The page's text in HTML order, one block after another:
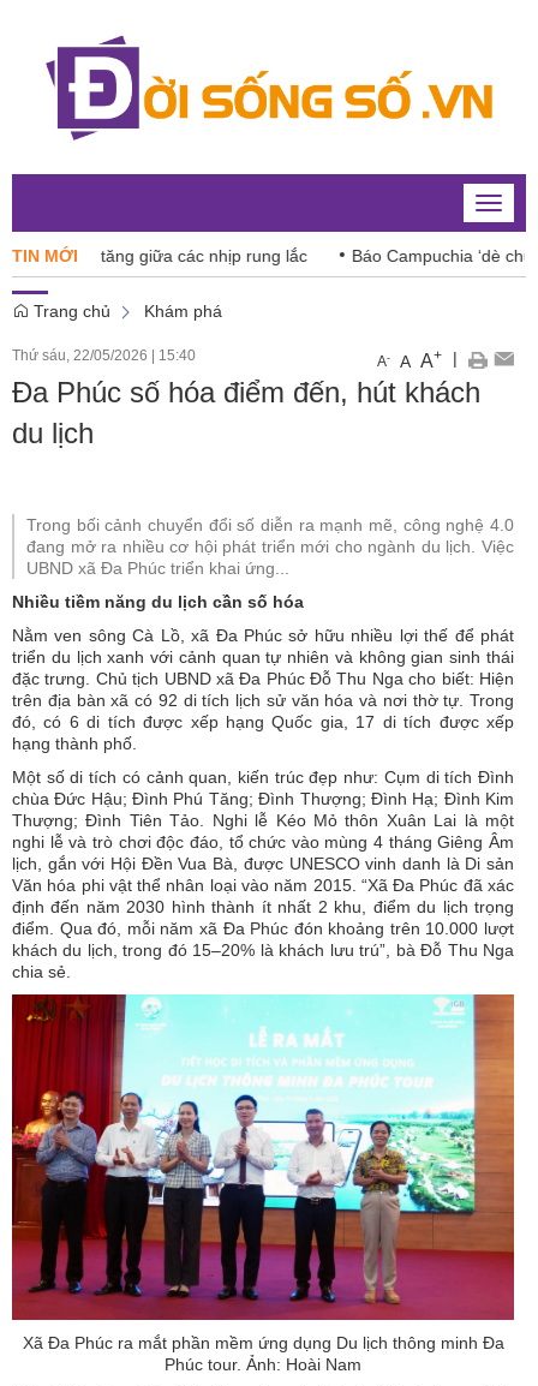
Toggle
TIN MỚItăng giữa các nhịp rung lắc Báo Campuchia ‘dè chừng’
Trang chủ Khám phá
Thứ sáu, 22/05/2026 15:40 A- A A+ |
Đa Phúc số hóa điểm đến, hút khách
du lịch
Trong bối cảnh chuyển đổi số diễn ra mạnh mẽ, công nghệ 4.0
đang mở ra nhiều cơ hội phát triển mới cho ngành du lịch. Việc
UBND xã Đa Phúc triển khai ứng...
Nhiều tiềm năng du lịch cần số hóa
Nằm ven sông Cà Lồ, xã Đa Phúc sở hữu nhiều lợi thế để phát
triển du lịch xanh với cảnh quan tự nhiên và không gian sinh thái
đặc trưng. Chủ tịch UBND xã Đa Phúc Đỗ Thu Nga cho biết: Hiện
trên địa bàn xã có 92 di tích lịch sử văn hóa và nơi thờ tự. Trong
đó, có 6 di tích được xếp hạng Quốc gia, 17 di tích được xếp
hạng thành phố.
Một số di tích có cảnh quan, kiến trúc đẹp như: Cụm di tích Đình
chùa Đức Hậu; Đình Phú Tăng; Đình Thượng; Đình Hạ; Đình Kim
Thượng; Đình Tiên Tảo. Nghi lễ Kéo Mỏ thôn Xuân Lai là một
nghi lễ và trò chơi độc đáo, tổ chức vào mùng 4 tháng Giêng Âm
lịch, gắn với Hội Đền Vua Bà, được UNESCO vinh danh là Di sản
Văn hóa phi vật thể nhân loại vào năm 2015. “Xã Đa Phúc đã xác
định đến năm 2030 hình thành ít nhất 2 khu, điểm du lịch trọng
điểm. Qua đó, mỗi năm xã Đa Phúc đón khoảng trên 10.000 lượt
khách du lịch, trong đó 15–20% là khách lưu trú”, bà Đỗ Thu Nga
chia sẻ.
Xã Đa Phúc ra mắt phần mềm ứng dụng Du lịch thông minh Đa
Phúc tour. Ảnh: Hoài Nam